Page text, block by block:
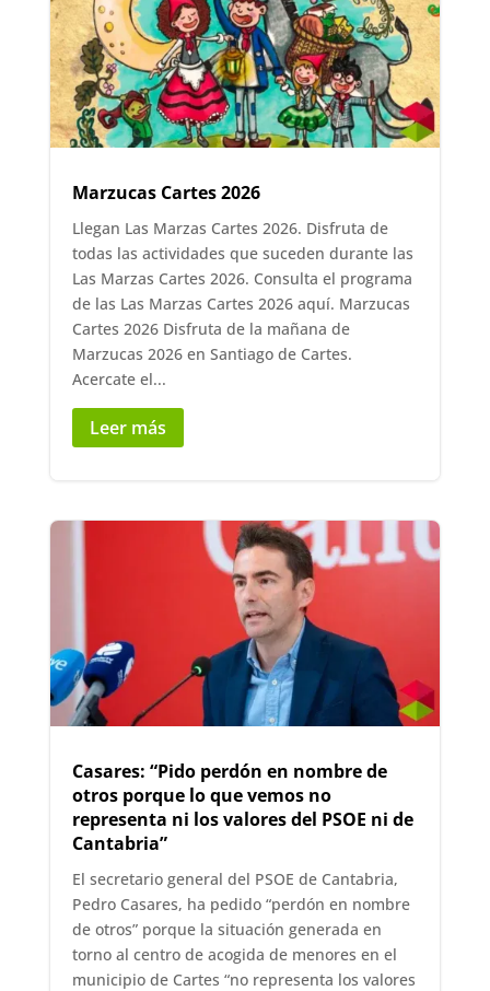
Marzucas Cartes 2026
Llegan Las Marzas Cartes 2026. Disfruta de
todas las actividades que suceden durante las
Las Marzas Cartes 2026. Consulta el programa
de las Las Marzas Cartes 2026 aquí. Marzucas
Cartes 2026 Disfruta de la mañana de
Marzucas 2026 en Santiago de Cartes.
Acercate el...
Leer más
Casares: “Pido perdón en nombre de
otros porque lo que vemos no
representa ni los valores del PSOE ni de
Cantabria”
El secretario general del PSOE de Cantabria,
Pedro Casares, ha pedido “perdón en nombre
de otros” porque la situación generada en
torno al centro de acogida de menores en el
municipio de Cartes “no representa los valores